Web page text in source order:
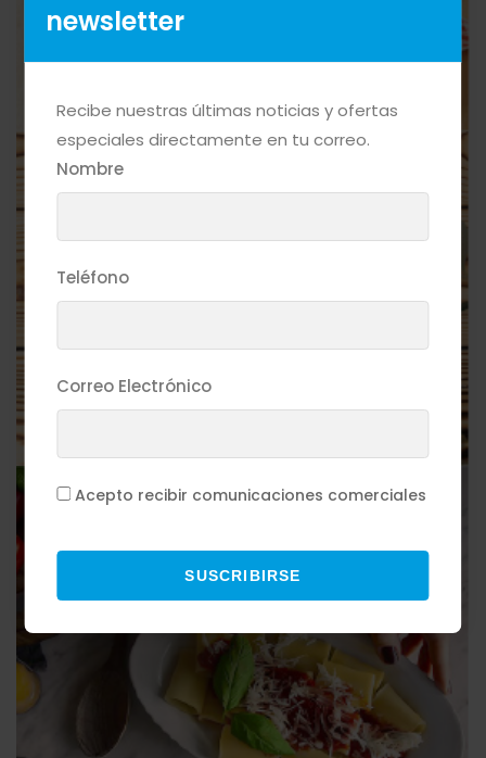
newsletter
Recibe nuestras últimas noticias y ofertas
especiales directamente en tu correo.
Nombre
Teléfono
Correo Electrónico
Acepto recibir comunicaciones comerciales
SUSCRIBIRSE